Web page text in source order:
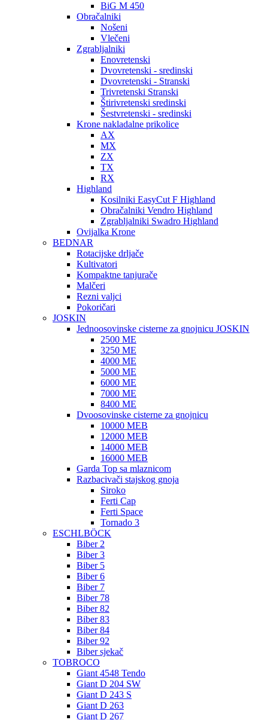
BiG M 450
Obračalniki
Nošeni
Vlečeni
Zgrabljalniki
Enovretenski
Dvovretenski - sredinski
Dvovretenski - Stranski
Trivretenski Stranski
Štirivretenski sredinski
Šestvretenski - sredinski
Krone nakladalne prikolice
AX
MX
ZX
TX
RX
Highland
Kosilniki EasyCut F Highland
Obračalniki Vendro Highland
Zgrabljalniki Swadro Highland
Ovijalka Krone
BEDNAR
Rotacijske drljače
Kultivatori
Kompaktne tanjurače
Malčeri
Rezni valjci
Pokoričari
JOSKIN
Jednoosovinske cisterne za gnojnicu JOSKIN
2500 ME
3250 ME
4000 ME
5000 ME
6000 ME
7000 ME
8400 ME
Dvoosovinske cisterne za gnojnicu
10000 MEB
12000 MEB
14000 MEB
16000 MEB
Garda Top sa mlaznicom
Razbacivači stajskog gnoja
Siroko
Ferti Cap
Ferti Space
Tornado 3
ESCHLBÖCK
Biber 2
Biber 3
Biber 5
Biber 6
Biber 7
Biber 78
Biber 82
Biber 83
Biber 84
Biber 92
Biber sjekač
TOBROCO
Giant 4548 Tendo
Giant D 204 SW
Giant D 243 S
Giant D 263
Giant D 267